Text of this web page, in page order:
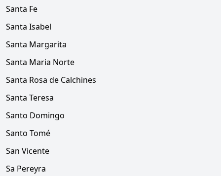
Santa Fe
Santa Isabel
Santa Margarita
Santa Maria Norte
Santa Rosa de Calchines
Santa Teresa
Santo Domingo
Santo Tomé
San Vicente
Sa Pereyra